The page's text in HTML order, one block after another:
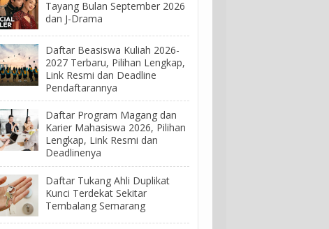
Tayang Bulan September 2026
dan J-Drama
Daftar Beasiswa Kuliah 2026-
2027 Terbaru, Pilihan Lengkap,
Link Resmi dan Deadline
Pendaftarannya
Daftar Program Magang dan
Karier Mahasiswa 2026, Pilihan
Lengkap, Link Resmi dan
Deadlinenya
Daftar Tukang Ahli Duplikat
Kunci Terdekat Sekitar
Tembalang Semarang